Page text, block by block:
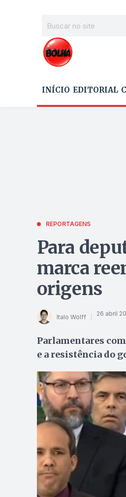
INÍCIO EDITORIAL
REPORTAGENS
Para
marca
origens
Italo Wolff 26 abril
Parlamentares
e a resistência do